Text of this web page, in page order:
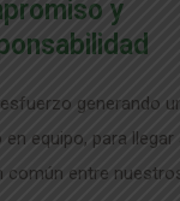
y
generando
en equipo, para llegar
común entre